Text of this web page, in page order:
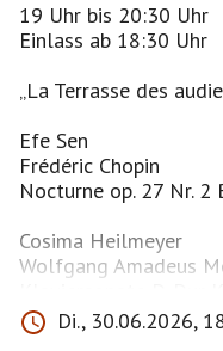
19 Uhr bis 20:30 Uhr
Einlass ab 18:30 Uhr
„La Terrasse des
Efe Sen
Frédéric Chopin
Nocturne op. 27 Nr. 2
Cosima Heilmeyer
Wolfgang Amadeus
Klaviersonate D-Dur
Allegretto
Di., 30.06.2026,